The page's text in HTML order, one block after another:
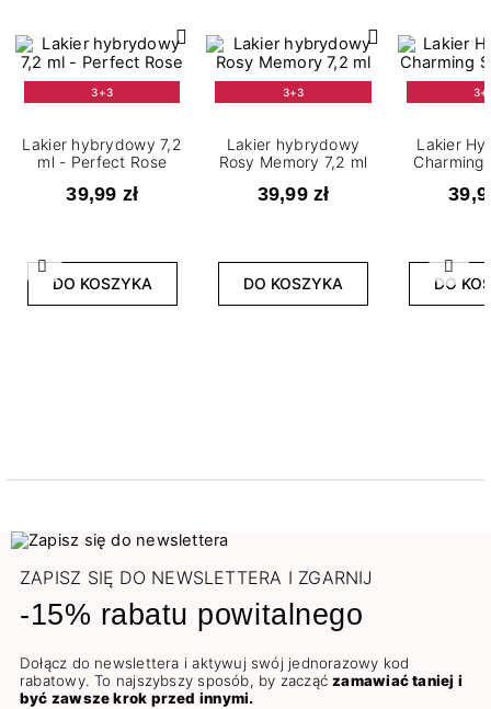
Poprzedni
3+3
Lakier hybrydowy 7,2
ml - Perfect Rose
39,99 zł
DO KOSZYKA
3+3
Lakier hybrydowy
Rosy Memory 7,2 ml
39,99 zł
DO KOSZYKA
Lakier
Charming
DO
ZAPISZ SIĘ DO NEWSLETTERA I ZGARNIJ
-15% rabatu powitalnego
Dołącz do newslettera i aktywuj swój jednorazowy kod
rabatowy. To najszybszy sposób, by zacząćzamawiać taniej i
być zawsze krok przed innymi.